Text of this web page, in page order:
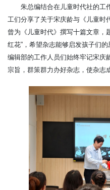
朱总编结合在儿童时代社的工
工们分享了关于宋庆龄与《儿童时
曾为《儿童时代》撰写十篇文章，
红花”，希望杂志能够启发孩子们
编辑部的工作人员们始终牢记宋庆
宗旨，群策群力办好杂志，使杂志